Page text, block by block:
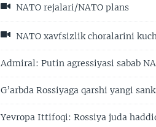
NATO rejalari/NATO plans
NATO xavfsizlik choralarini
Admiral: Putin agressiyasi sabab
G’arbda Rossiyaga qarshi yangi
Yevropa Ittifoqi: Rossiya juda